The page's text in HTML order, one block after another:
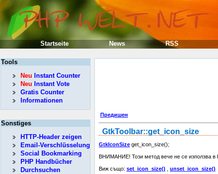
Предишен
GtkToolbar::get_icon_size
GtkIconSize get_icon_size();
ВНИМАНИЕ! Този метод вече не се използва в
Виж също: set_icon_size() unset_icon_size()
Tools
Neu Instant Counter
Neu Instant Vote
Gratis Counter
Informationen
Sonstiges
HTTP-Header zeigen
Email-Verschlüsselung
Social Bookmarking
PHP Handbücher
Durchsuchen
Startseite News RSS